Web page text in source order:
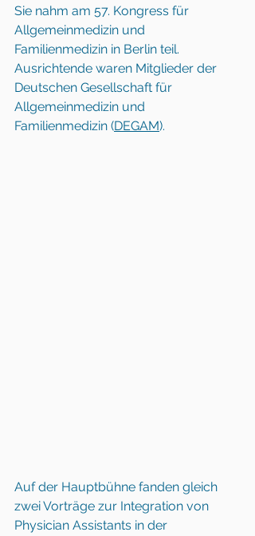
Sie nahm am 57. Kongress für
Allgemeinmedizin und
Familienmedizin in Berlin teil.
Ausrichtende waren Mitglieder der
Deutschen Gesellschaft für
Allgemeinmedizin und
Familienmedizin (DEGAM).
Auf der Hauptbühne fanden gleich
zwei Vorträge zur Integration von
Physician Assistants in der